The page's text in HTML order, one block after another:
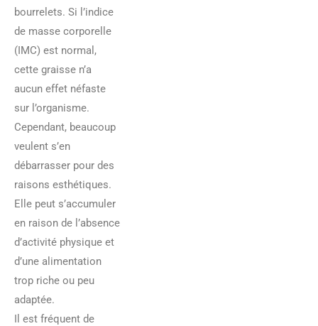
bourrelets. Si l’indice
de masse corporelle
(IMC) est normal,
cette graisse n’a
aucun effet néfaste
sur l’organisme.
Cependant, beaucoup
veulent s’en
débarrasser pour des
raisons esthétiques.
Elle peut s’accumuler
en raison de l’absence
d’activité physique et
d’une alimentation
trop riche ou peu
adaptée.
Il est fréquent de